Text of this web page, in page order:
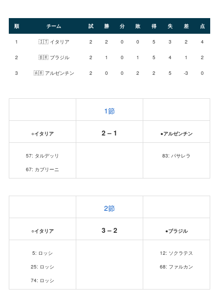
順 チーム 試 勝 分 敗 得 失 差 点
1 🇮🇹 イタリア 2 2 0 0 5 3 2 4
2 🇧🇷 ブラジル 2 1 0 1 5 4 1 2
3 🇦🇷 アルゼンチン 2 0 0 2 2 5 -3 0
1節
○イタリア 2 – 1 ●アルゼンチン
57: タルデッリ
67: カブリーニ
83: パサレラ
2節
○イタリア 3 – 2 ●ブラジル
5: ロッシ
25: ロッシ
74: ロッシ
12: ソクラテス
68: ファルカン